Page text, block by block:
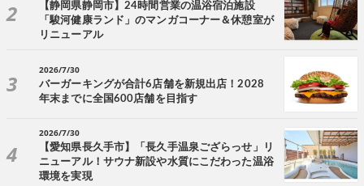
【静岡県静岡市】24時間営業の温浴宿泊施設
「駿河健康ランド」のマンガコーナー＆休憩室が
リニューアル
2026/7/30
バーガーキングが合計6店舗を新規出店！2028
年末までに全国600店舗を目指す
2026/7/30
【愛知県長久手市】「長久手温泉ござらっせ」リ
ニューアル！サウナ新設や水質にこだわった温浴
環境を実現